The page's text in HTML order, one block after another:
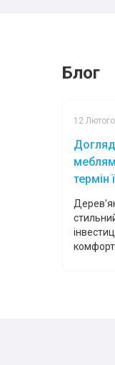
Блог
12
термін
комфорт